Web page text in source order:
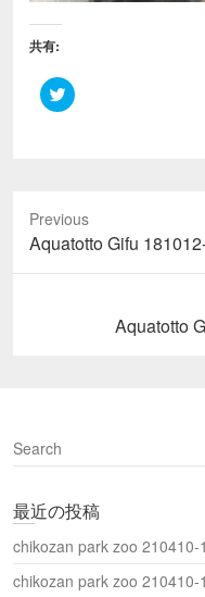
共有:
ク
リ
t
e
で
き
す
)
Previous
Previous
post:
Aquatotto Gifu
Aquatotto
S
e
r
h
最近の投稿
chikozan park zoo
chikozan park zoo